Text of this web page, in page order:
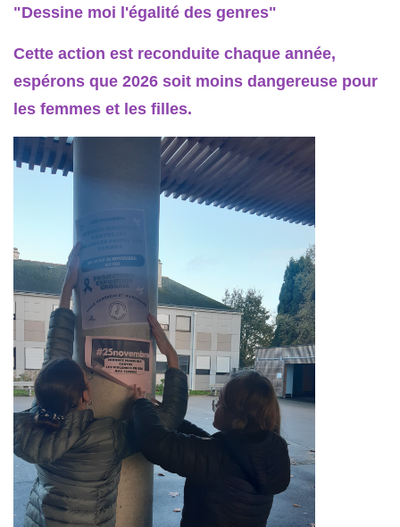
"Dessine moi l'égalité des genres"
Cette action est reconduite chaque année,
espérons que 2026 soit moins dangereuse pour
les femmes et les filles.